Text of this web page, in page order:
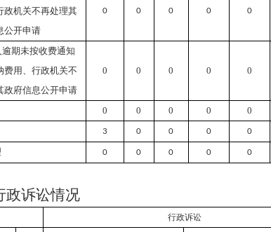
政机关不再处理其
公开申请
0 0 0 0 0
逾期未按收费通知
费用、行政机关不
政府信息公开申请
0 0 0 0 0
0 0 0 0
0
3 0 0 0 0
0 0 0 0 0
政诉讼情况
行政诉讼